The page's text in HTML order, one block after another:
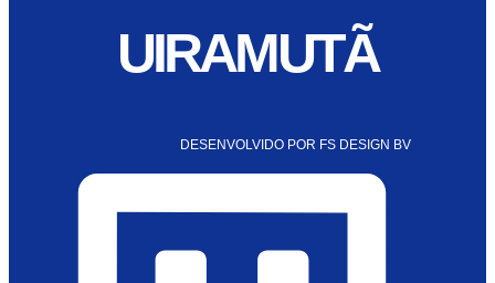
UIRAMUTÃ
DESENVOLVIDO POR FS DESIGN BV